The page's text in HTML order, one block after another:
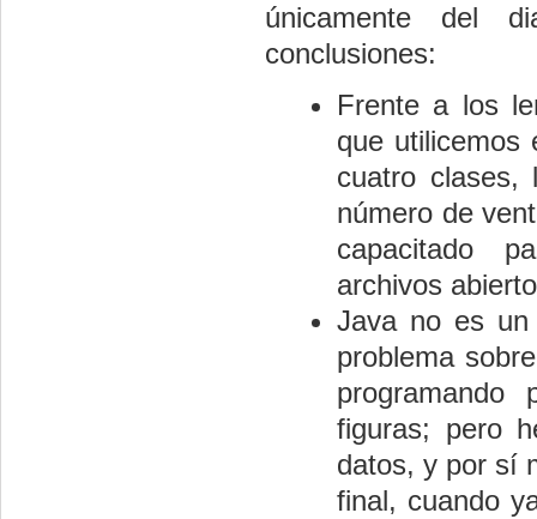
únicamente del
conclusiones:
Frente a los
que utilicemos
cuatro clases,
número de
capacitado
archivos
Java no es un
problema
programando
figuras; pero
datos, y por sí
final, cuando